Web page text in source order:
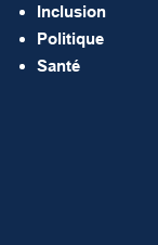
Inclusion
Politique
Santé